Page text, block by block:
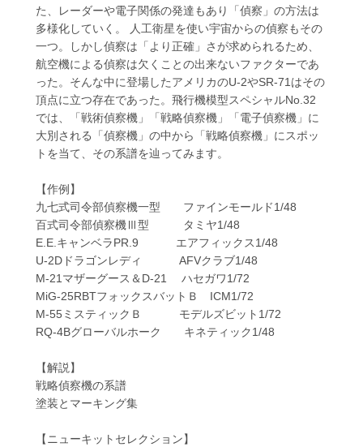
た、レーダーや電子関係の発達もあり「偵察」の方法は
多様化していく。 人工衛星を使い宇宙からの偵察もその
一つ。しかし偵察は「より正確」さが求められるため、
航空機による偵察は欠くことの出来ないファクターであ
った。そんな中に登場したアメリカのU-2やSR-71はその
頂点に立つ存在であった。飛行機模型スペシャルNo.32
では、「戦術偵察機」「戦略偵察機」「電子偵察機」に
大別される「偵察機」の中から「戦略偵察機」にスポッ
トを当て、その系譜を辿ってみます。
【作例】
九七式司令部偵察機一型 ファインモールド1/48
百式司令部偵察機Ⅲ型 タミヤ1/48
E.E.キャンベラPR.9 エアフィックス1/48
U-2Dドラゴンレディ AFVクラブ1/48
M-21マザーグース＆D-21 ハセガワ1/72
MiG-25RBTフォックスバットＢ ICM1/72
M-55ミスティックＢ モデルズビット1/72
RQ-4Bグローバルホーク キネティック1/48
【解説】
戦略偵察機の系譜
塗装とマーキング集
【ニューキットセレクション】